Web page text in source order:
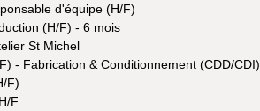
d'équipe (H/F)
(H/F) - 6 mois
St Michel
- Fabrication & Conditionnement (CDD/CDI)
F)
F